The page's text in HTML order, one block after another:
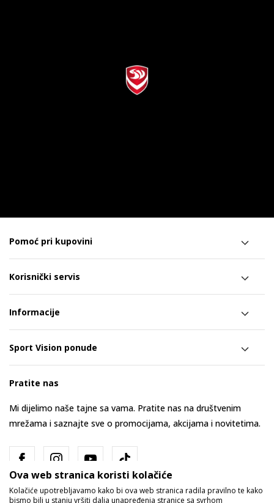
Pomoć pri kupovini
Korisnički servis
Informacije
Sport Vision ponude
Pratite nas
Mi dijelimo naše tajne sa vama. Pratite nas na društvenim
mrežama i saznajte sve o promocijama, akcijama i novitetima.
Ova web stranica koristi kolačiće
Kolačiće upotrebljavamo kako bi ova web stranica radila pravilno te kako
bismo bili u stanju vršiti dalja unapređenja stranice sa svrhom